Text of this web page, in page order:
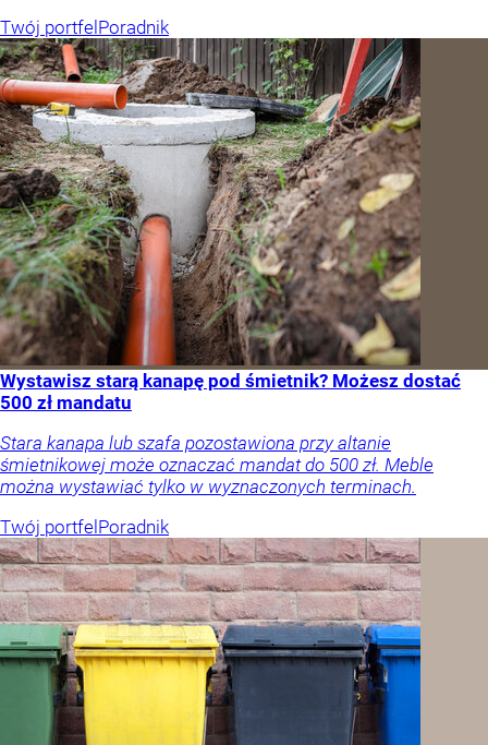
Twój portfel Poradnik
Wystawisz starą kanapę pod śmietnik? Możesz dostać
500 zł mandatu
Stara kanapa lub szafa pozostawiona przy altanie
śmietnikowej może oznaczać mandat do 500 zł. Meble
można wystawiać tylko w wyznaczonych terminach.
Twój portfel Poradnik